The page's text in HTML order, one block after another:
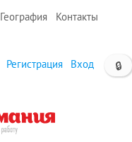
География
Контакты
🔒
Регистрация Вход